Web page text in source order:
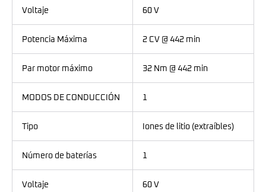
Voltaje 60 V
Potencia Máxima 2 CV @ 442 min
Par motor máximo 32 Nm @ 442 min
MODOS DE CONDUCCIÓN 1
Tipo Iones de litio (extraíbles)
Número de baterías 1
Voltaje 60 V